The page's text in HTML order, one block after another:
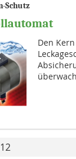
Schutz
Den